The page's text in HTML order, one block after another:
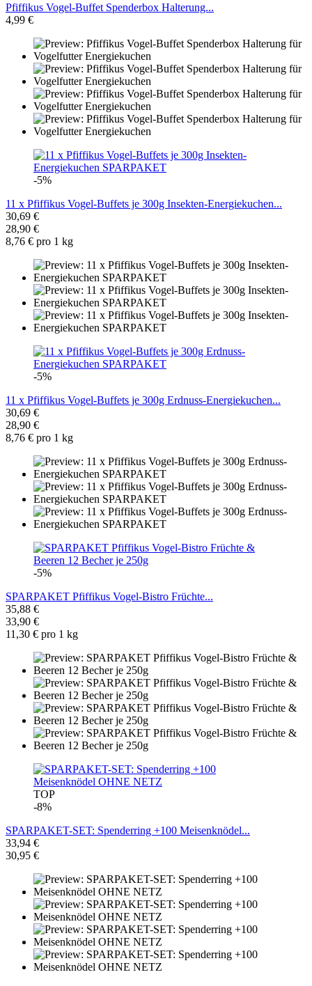
Pfiffikus Vogel-Buffet Spenderbox Halterung...
4,99 €
-5%
11 x Pfiffikus Vogel-Buffets je 300g Insekten-Energiekuchen...
30,69 €
28,90 €
8,76 € pro 1 kg
-5%
11 x Pfiffikus Vogel-Buffets je 300g Erdnuss-Energiekuchen...
30,69 €
28,90 €
8,76 € pro 1 kg
-5%
SPARPAKET Pfiffikus Vogel-Bistro Früchte...
35,88 €
33,90 €
11,30 € pro 1 kg
TOP
-8%
SPARPAKET-SET: Spenderring +100 Meisenknödel...
33,94 €
30,95 €